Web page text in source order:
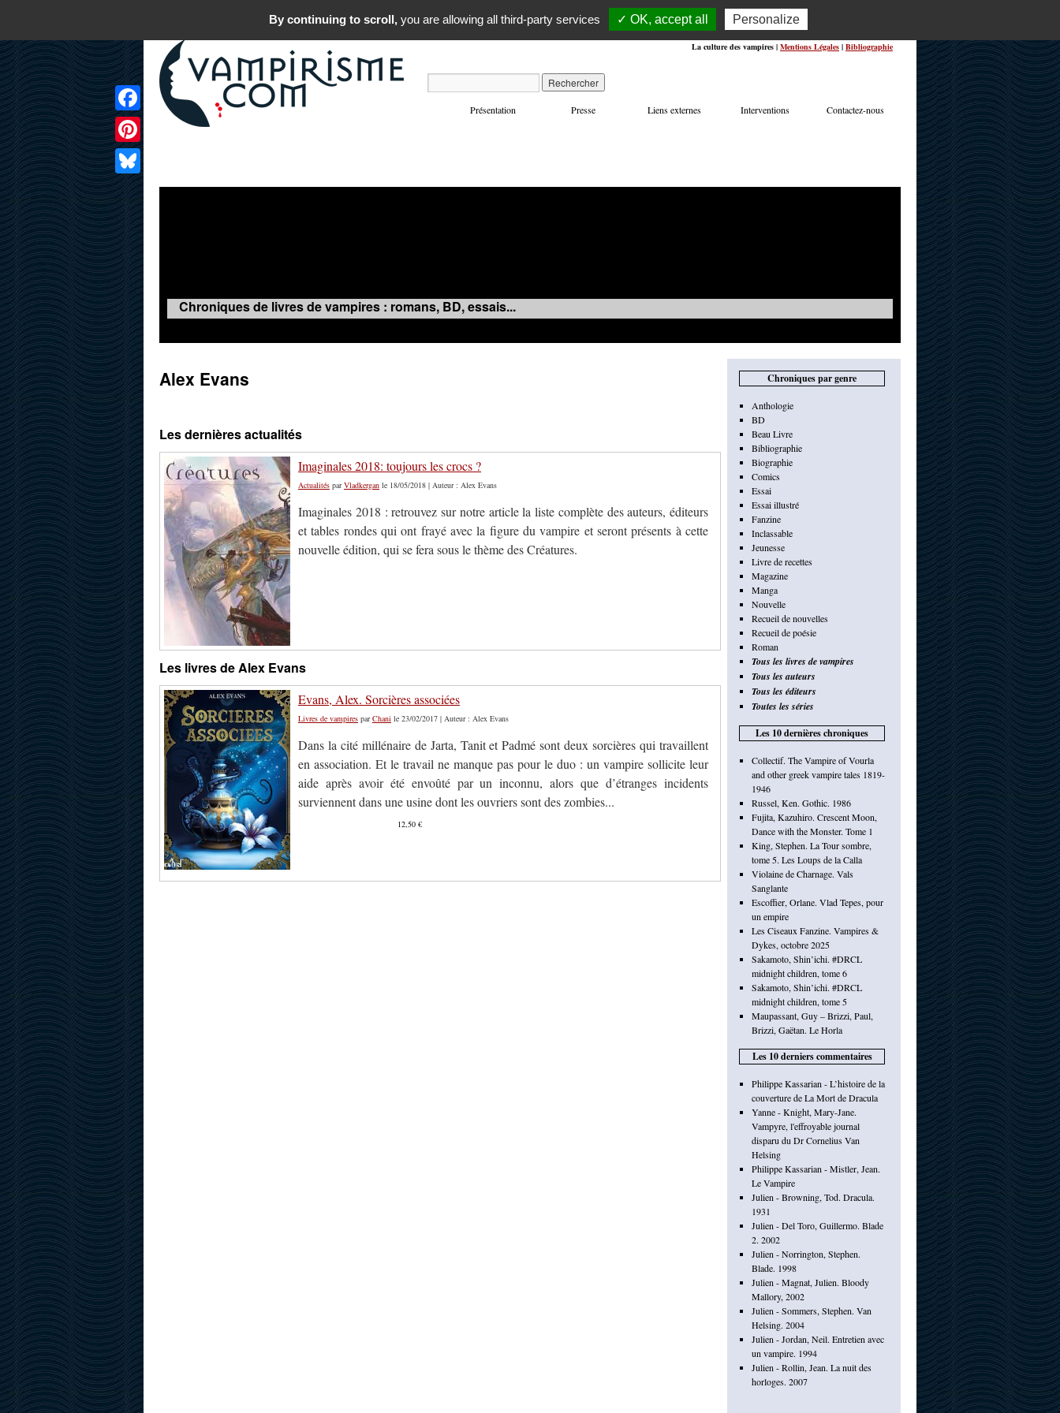
La culture des vampires | Mentions Légales | Bibliographie
Présentation Presse Liens externes Interventions Contactez-nous
Chroniques de livres de vampires : romans, BD, essais...
Alex Evans
Les dernières actualités
Imaginales 2018: toujours les crocs ?
Actualités parVladkergan le 18/05/2018 | Auteur : Alex Evans
Imaginales 2018 : retrouvez sur notre article la liste complète des auteurs, éditeurs
et tables rondes qui ont frayé avec la figure du vampire et seront présents à cette
nouvelle édition, qui se fera sous le thème des Créatures.
Les livres de Alex Evans
Evans, Alex. Sorcières associées
Livres de vampires parChani le 23/02/2017 | Auteur : Alex Evans
Dans la cité millénaire de Jarta, Tanit et Padmé sont deux sorcières qui travaillent
en association. Et le travail ne manque pas pour le duo : un vampire sollicite leur
aide après avoir été envoûté par un inconnu, alors que d’étranges incidents
surviennent dans une usine dont les ouvriers sont des zombies...
12,50 €
Facebook
Pinterest
Bluesky
Chroniques par genre
Anthologie
BD
Beau Livre
Bibliographie
Biographie
Comics
Essai
Essai illustré
Fanzine
Inclassable
Jeunesse
Livre de recettes
Magazine
Manga
Nouvelle
Recueil de nouvelles
Recueil de poésie
Roman
Tous les livres de vampires
Tous les auteurs
Tous les éditeurs
Toutes les séries
Les 10 dernières chroniques
Collectif. The Vampire of Vourla
and other greek vampire tales 1819-
1946
Russel, Ken. Gothic. 1986
Fujita, Kazuhiro. Crescent Moon,
Dance with the Monster. Tome 1
King, Stephen. La Tour sombre,
tome 5. Les Loups de la Calla
Violaine de Charnage. Vals
Sanglante
Escoffier, Orlane. Vlad Tepes, pour
un empire
Les Ciseaux Fanzine. Vampires &
Dykes, octobre 2025
Sakamoto, Shin’ichi. #DRCL
midnight children, tome 6
Sakamoto, Shin’ichi. #DRCL
midnight children, tome 5
Maupassant, Guy – Brizzi, Paul,
Brizzi, Gaëtan. Le Horla
Les 10 derniers commentaires
Philippe Kassarian - L’histoire de la
couverture de La Mort de Dracula
Yanne - Knight, Mary-Jane.
Vampyre, l'effroyable journal
disparu du Dr Cornelius Van
Helsing
Philippe Kassarian - Mistler, Jean.
Le Vampire
Julien - Browning, Tod. Dracula.
1931
Julien - Del Toro, Guillermo. Blade
2. 2002
Julien - Norrington, Stephen.
Blade. 1998
Julien - Magnat, Julien. Bloody
Mallory, 2002
Julien - Sommers, Stephen. Van
Helsing. 2004
Julien - Jordan, Neil. Entretien avec
un vampire. 1994
Julien - Rollin, Jean. La nuit des
horloges. 2007
By continuing to scroll,you are allowing all third-party services ✓ OK, accept all Personalize